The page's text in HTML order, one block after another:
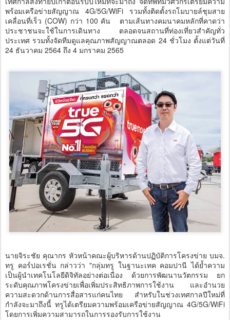
พร้อมเครือข่ายสัญญาณ 4G/5G/WiFi รวมทั้งติดตั้งรถโมบายล์ชุมสาย
เคลื่อนที่เร็ว (COW) กว่า 100 คัน ตามเส้นทางคมนาคมหลักที่คาดว่า
ประชาชนจะใช้ในการเดินทาง ตลอดจนสถานที่ท่องเที่ยวสำคัญทั่ว
ประเทศ รวมทั้งจัดทีมดูแลคุณภาพสัญญาณตลอด 24 ชั่วโมง ตั้งแต่วันที่
24 ธันวาคม 2564 ถึง 4 มกราคม 2565
นายจิระชัย คุณากร หัวหน้าคณะผู้บริหารด้านปฏิบัติการโครงข่าย บมจ.
ทรู คอร์ปอเรชั่น กล่าวว่า "กลุ่มทรู ในฐานะเทค คอมปานี ได้ย้ำความ
เป็นผู้นำเทคโนโลยีดิจิทัลอย่างต่อเนื่อง ด้วยการพัฒนานวัตกรรม ยก
ระดับคุณภาพโครงข่ายเพื่อเพิ่มประสิทธิภาพการใช้งาน และอำนวย
ความสะดวกด้านการสื่อสารแก่คนไทย สำหรับในช่วงเทศกาลปีใหม่ที่
กำลังจะมาถึงนี้ ทรูได้เตรียมความพร้อมเครือข่ายสัญญาณ 4G/5G/WiFi
โดยการเพิ่มความสามารถในการรองรับการใช้งาน